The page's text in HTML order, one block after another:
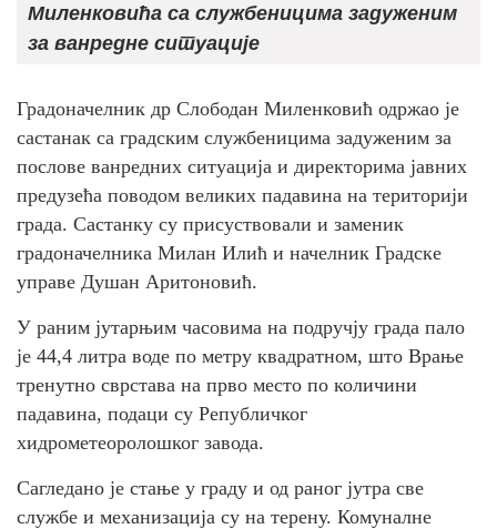
Миленковића са службеницима задуженим
за ванредне ситуације
Градоначелник др Слободан Миленковић одржао је
састанак са градским службеницима задуженим за
послове ванредних ситуација и директорима јавних
предузећа поводом великих падавина на територији
града. Састанку су присуствовали и заменик
градоначелника Милан Илић и начелник Градске
управе Душан Аритоновић.
У раним јутарњим часовима на подручју града пало
је 44,4 литра воде по метру квадратном, што Врање
тренутно сврстава на прво место по количини
падавина, подаци су Републичког
хидрометеоролошког завода.
Сагледано је стање у граду и од раног јутра све
службе и механизација су на терену. Комуналне